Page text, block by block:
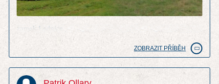
zamek Lednice
ZOBRAZIT PŘÍBĚH